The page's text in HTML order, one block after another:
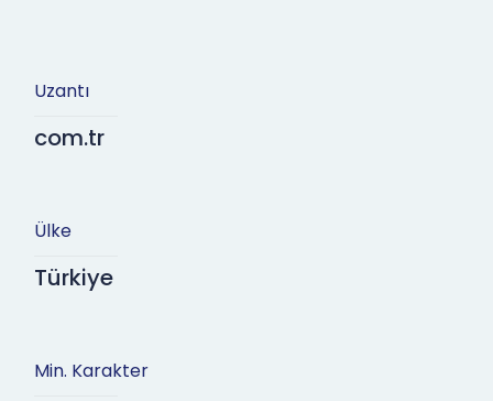
Uzantı
com.tr
Ülke
Türkiye
Min. Karakter